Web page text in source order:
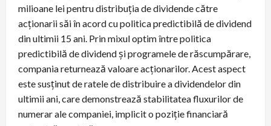
milioane lei pentru distribuția de dividende către
acționarii săi în acord cu politica predictibilă de dividend
din ultimii 15 ani. Prin mixul optim între politica
predictibilă de dividend și programele de răscumpărare,
compania returnează valoare acționarilor. Acest aspect
este susținut de ratele de distribuire a dividendelor din
ultimii ani, care demonstrează stabilitatea fluxurilor de
numerar ale companiei, implicit o poziție financiară